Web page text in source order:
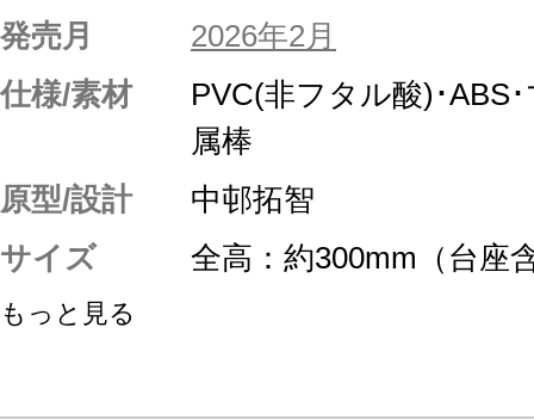
発売月
2026年2月
仕様/素材
PVC(非フタル酸)･ABS
属棒
原型/設計
中邨拓智
サイズ
全高：約300mm（台座
もっと見る